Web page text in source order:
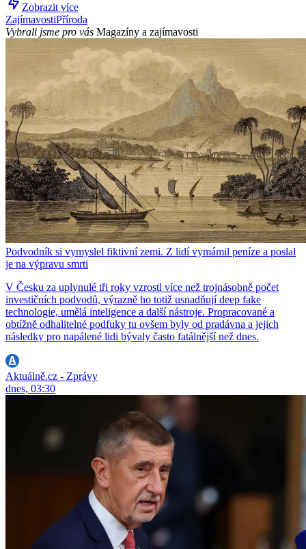
Zobrazit více
ZajímavostiPříroda
Vybrali jsme pro vás Magazíny a zajímavosti
Podvodník si vymyslel fiktivní zemi. Z lidí vymámil peníze a poslal
je na výpravu smrti
V Česku za uplynulé tři roky vzrostl více než trojnásobně počet
investičních podvodů, výrazně ho totiž usnadňují deep fake
technologie, umělá inteligence a další nástroje. Propracované a
obtížně odhalitelné podfuky tu ovšem byly od pradávna a jejich
následky pro napálené lidi bývaly často fatálnější než dnes.
Aktuálně.cz - Zprávy
dnes, 03:30